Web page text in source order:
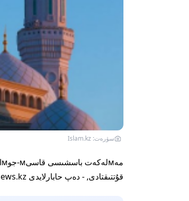
سۋرەت: Islam.kz
قۇتتىقتادى, - دەپ حابارلايدى Aqshamnews.kz.